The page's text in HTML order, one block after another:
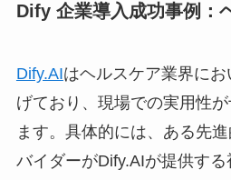
Dify 企業導入成功事例：
Dify.AIはヘルスケア業界に
げており、現場での実用性
ます。具体的には、ある先
バイダーがDify.AIが提供す